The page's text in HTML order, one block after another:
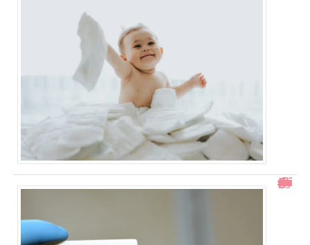
Test de grossesse positif mais prise de sang négative : explications